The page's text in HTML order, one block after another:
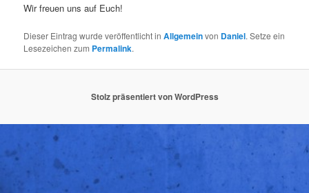
Wir freuen uns auf Euch!
Dieser Eintrag wurde veröffentlicht inAllgemeinvon Daniel. Setze ein
Lesezeichen zum Permalink.
Stolz präsentiert von WordPress